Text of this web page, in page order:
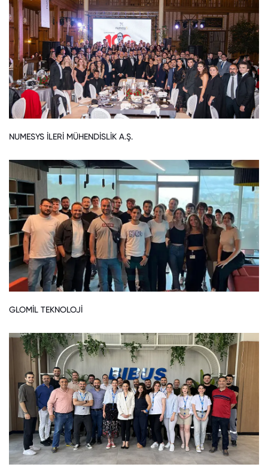
NUMESYS İLERİ MÜHENDİSLİK A.Ş.
GLOMİL TEKNOLOJİ